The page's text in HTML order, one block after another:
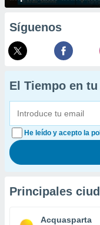
Síguenos
El Tiempo en tu
He leído y acepto la
Principales
Acquasparta